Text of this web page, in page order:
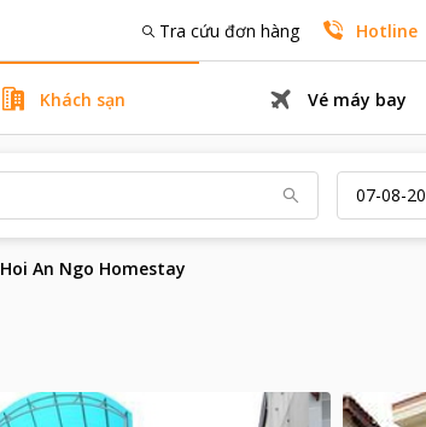
Tra cứu đơn hàng Hotline
Khách sạn Vé máy bay
Hoi An Ngo Homestay